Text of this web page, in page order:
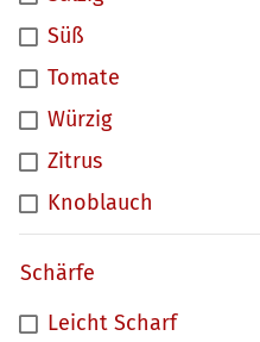
Süß
Tomate
Würzig
Zitrus
Knoblauch
Schärfe
Leicht Scharf